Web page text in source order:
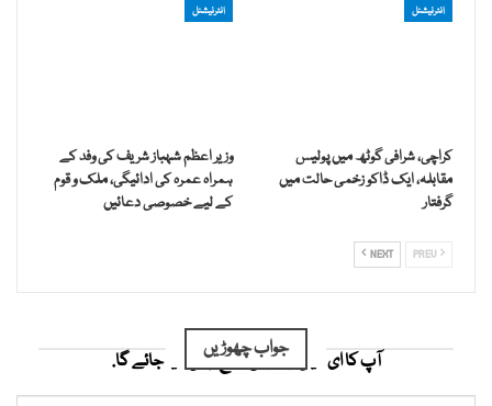
انٹرنیشنل
کراچی، شرافی گوٹھ میں پولیس
مقابلہ، ایک ڈاکو زخمی حالت میں
گرفتار
انٹرنیشنل
وزیر اعظم شہباز شریف کی وفد کے
ہمراہ عمرہ کی ادائیگی، ملک و قوم
کے لیے خصوصی دعائیں
NEXT
جواب چھوڑیں
آپ کا ای میل ایڈریس شائع نہیں کیا جائے گا.